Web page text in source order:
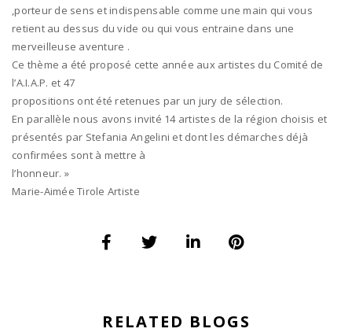
,porteur de sens et indispensable comme une main qui vous
retient au dessus du vide ou qui vous entraine dans une
merveilleuse aventure .
Ce thème a été proposé cette année aux artistes du Comité de
l’A.I.A.P. et 47
propositions ont été retenues par un jury de sélection.
En parallèle nous avons invité 14 artistes de la région choisis et
présentés par Stefania Angelini et dont les démarches déjà
confirmées sont à mettre à
l’honneur. »
Marie-Aimée Tirole Artiste
RELATED BLOGS